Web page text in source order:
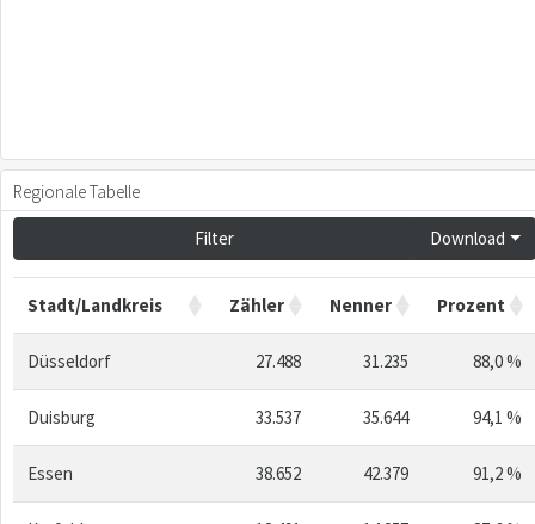
Regionale Tabelle
Filter Download
Stadt/Landkreis Zähler Nenner Prozent
Düsseldorf 27.488 31.235 88,0 %
Duisburg 33.537 35.644 94,1 %
Essen 38.652 42.379 91,2 %